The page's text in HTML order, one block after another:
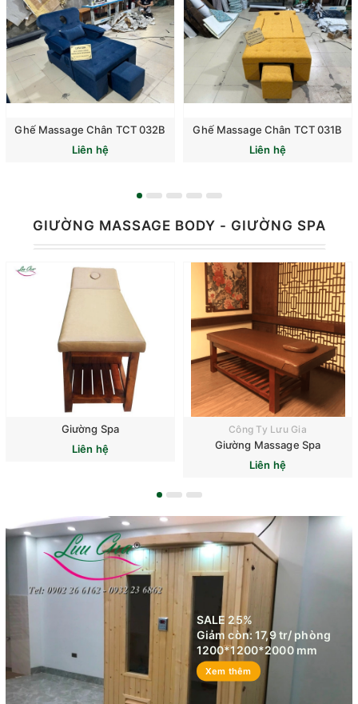
Ghế Massage Chân TCT 032B
Liên hệ
Ghế Massage Chân TCT 031B
Liên hệ
GIƯỜNG MASSAGE BODY - GIƯỜNG SPA
Giường Spa
Liên hệ
Công Ty Lưu Gia
Giường Massage Spa
Liên hệ
SALE 25%
Giảm còn: 17,9 tr/ phòng
1200*1200*2000 mm
Xem thêm